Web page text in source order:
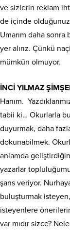
ve sizlerin reklam
de içinde olduğunuz
Umarım daha
yer alırız. Çünkü
mümkün olmuyor.
İNCİ YILMAZ
Hanım.
tabii ki… Okurlarla
duyurmak, daha
dokunabilmek.
anlamda
yazarlar
şans veriyor.
buluşturmak
isteyenlere
var mıdır sizce?